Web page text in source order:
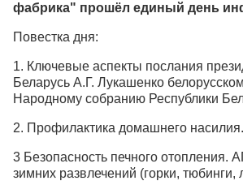
фабрика" прошёл единый день
Повестка дня:
1. Ключевые аспекты послания
Беларусь А.Г. Лукашенко
Народному собранию Республики
2. Профилактика домашнего насилия.
3 Безопасность печного отопления.
зимних развлечений (горки, тюбинги,